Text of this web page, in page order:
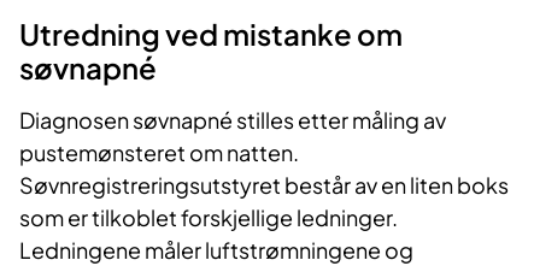
Utredning ved mistanke om
søvnapné
Diagnosen søvnapné stilles etter måling av
pustemønsteret om natten.
Søvnregistreringsutstyret består av en liten boks
som er tilkoblet forskjellige ledninger.
Ledningene måler luftstrømningene og